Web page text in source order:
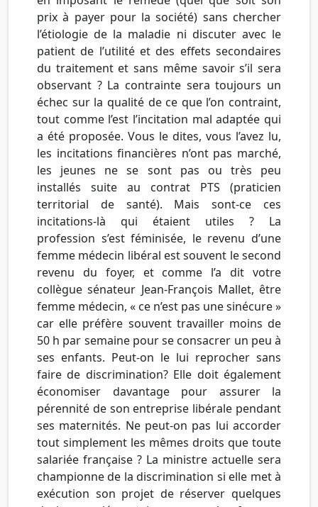
prix à payer pour la société) sans chercher
l’étiologie de la maladie ni discuter avec le
patient de l’utilité et des effets secondaires
du traitement et sans même savoir s’il sera
observant ? La contrainte sera toujours un
échec sur la qualité de ce que l’on contraint,
tout comme l’est l’incitation mal adaptée qui
a été proposée. Vous le dites, vous l’avez lu,
les incitations financières n’ont pas marché,
les jeunes ne se sont pas ou très peu
installés suite au contrat PTS (praticien
territorial de santé). Mais sont-ce ces
incitations-là qui étaient utiles ? La
profession s’est féminisée, le revenu d’une
femme médecin libéral est souvent le second
revenu du foyer, et comme l’a dit votre
collègue sénateur Jean-François Mallet, être
femme médecin, « ce n’est pas une sinécure »
car elle préfère souvent travailler moins de
50 h par semaine pour se consacrer un peu à
ses enfants. Peut-on le lui reprocher sans
faire de discrimination? Elle doit également
économiser davantage pour assurer la
pérennité de son entreprise libérale pendant
ses maternités. Ne peut-on pas lui accorder
tout simplement les mêmes droits que toute
salariée française ? La ministre actuelle sera
championne de la discrimination si elle met à
exécution son projet de réserver quelques